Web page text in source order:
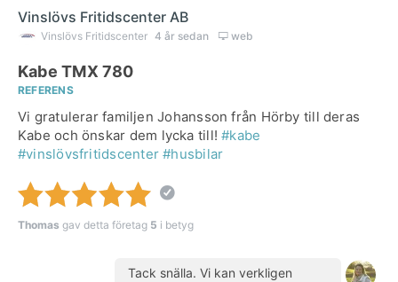
Vinslövs Fritidscenter AB
Vinslövs Fritidscenter 4 år sedan web
Kabe TMX 780
REFERENS
Vi gratulerar familjen Johansson från Hörby till deras
Kabe och önskar dem lycka till!#kabe
#vinslövsfritidscenter #husbilar
Thomas gav detta företag 5 i betyg
Tack snälla. Vi kan verkligen